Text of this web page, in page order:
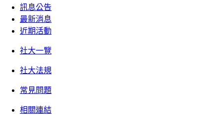
訊息公告
最新消息
近期活動
社大一覽
社大法規
常見問題
相關連結